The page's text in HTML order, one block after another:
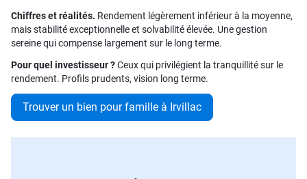
Chiffres et réalités. Rendement légèrement inférieur à la moyenne,
mais stabilité exceptionnelle et solvabilité élevée. Une gestion
sereine qui compense largement sur le long terme.
Pour quel investisseur ?Ceux qui privilégient la tranquillité sur le
rendement. Profils prudents, vision long terme.
Trouver un bien pour famille à Irvillac